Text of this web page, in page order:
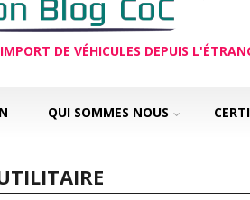
DE VÉHICULES DEPUIS
QUI SOMMES NOUS